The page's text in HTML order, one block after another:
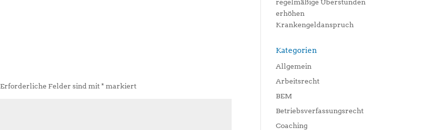
Erforderliche Felder sind mit* markiert
regelmäßige Überstunden
erhöhen
Krankengeldanspruch
Kategorien
Allgemein
Arbeitsrecht
BEM
Betriebsverfassungsrecht
Coaching